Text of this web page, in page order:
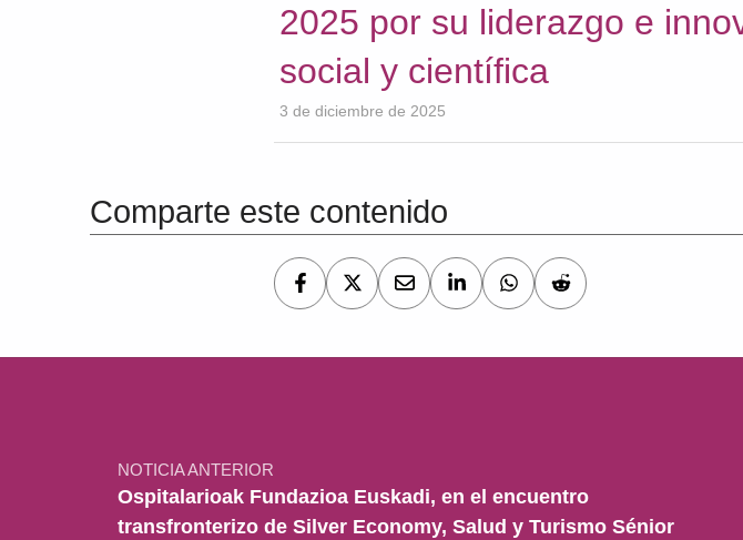
2025 por su liderazgo e
social y científica
3 de diciembre de 2025
Volver a la navegación principal
Comparte este contenido
NOTICIA ANTERIOR
Ospitalarioak Fundazioa Euskadi, en el encuentro
transfronterizo de Silver Economy, Salud y Turismo Sénior